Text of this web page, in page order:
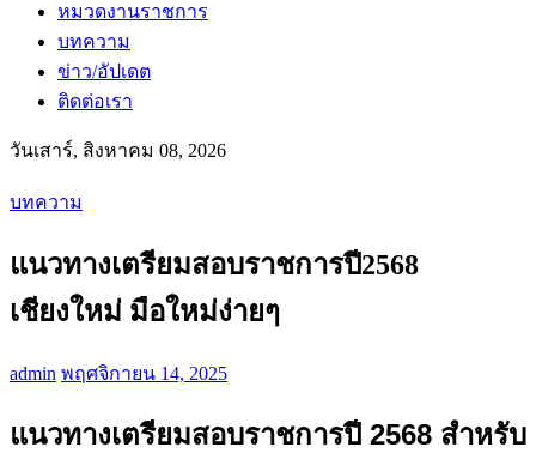
หมวดงานราชการ
บทความ
ข่าว/อัปเดต
ติดต่อเรา
วันเสาร์, สิงหาคม 08, 2026
บทความ
แนวทางเตรียมสอบราชการปี2568
เชียงใหม่ มือใหม่ง่ายๆ
admin พฤศจิกายน 14, 2025
แนวทางเตรียมสอบราชการปี 2568 สำหรับ